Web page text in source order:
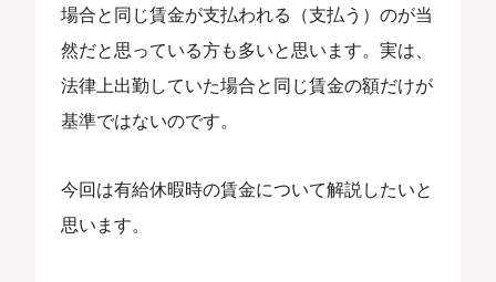
場合と同じ賃金が支払われる（支払う）のが当
然だと思っている方も多いと思います。実は、
法律上出勤していた場合と同じ賃金の額だけが
基準ではないのです。
今回は有給休暇時の賃金について解説したいと
思います。